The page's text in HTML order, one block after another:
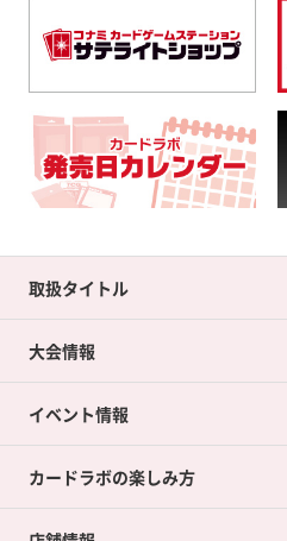
取扱タイトル
大会情報
イベント情報
カードラボの楽しみ方